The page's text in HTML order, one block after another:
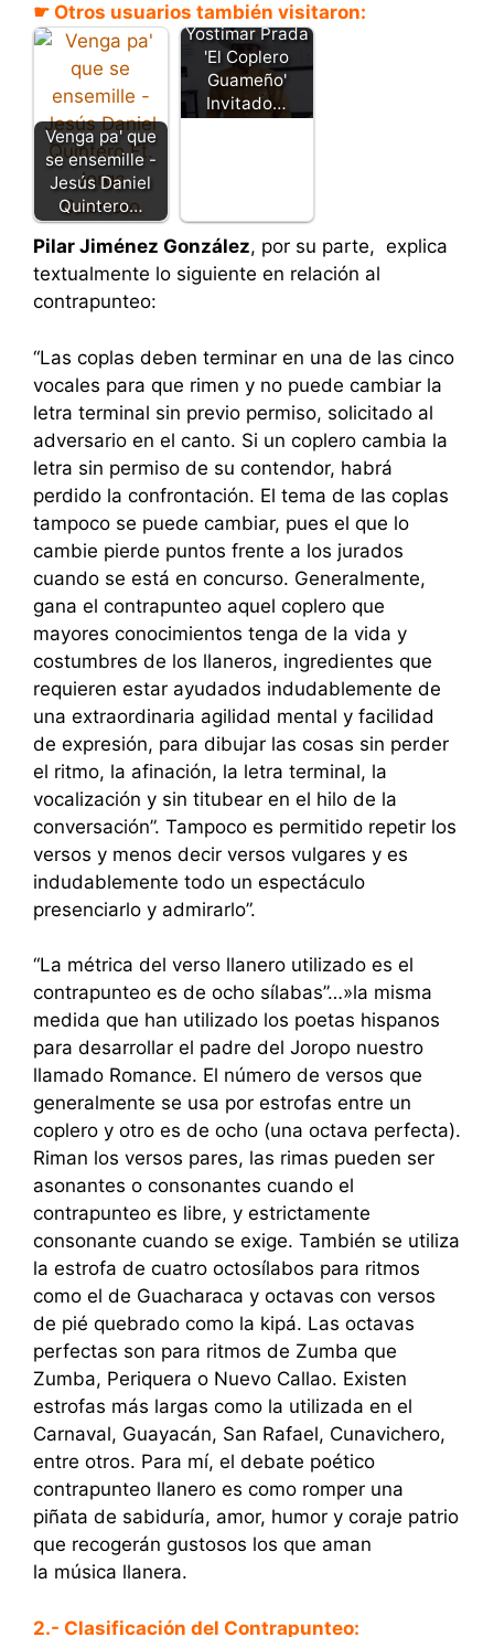
☛ Otros usuarios también visitaron:
Venga pa' que
se ensemille -
Jesús Daniel
Quintero…
Yostimar Prada
'El Coplero
Guameño'
Invitado…
Pilar Jiménez González, por su parte, explica
textualmente lo siguiente en relación al
contrapunteo:
“Las coplas deben terminar en una de las cinco
vocales para que rimen y no puede cambiar la
letra terminal sin previo permiso, solicitado al
adversario en el canto. Si un coplero cambia la
letra sin permiso de su contendor, habrá
perdido la confrontación. El tema de las coplas
tampoco se puede cambiar, pues el que lo
cambie pierde puntos frente a los jurados
cuando se está en concurso. Generalmente,
gana el contrapunteo aquel coplero que
mayores conocimientos tenga de la vida y
costumbres de los llaneros, ingredientes que
requieren estar ayudados indudablemente de
una extraordinaria agilidad mental y facilidad
de expresión, para dibujar las cosas sin perder
el ritmo, la afinación, la letra terminal, la
vocalización y sin titubear en el hilo de la
conversación”. Tampoco es permitido repetir los
versos y menos decir versos vulgares y es
indudablemente todo un espectáculo
presenciarlo y admirarlo”.
“La métrica del verso llanero utilizado es el
contrapunteo es de ocho sílabas”…»la misma
medida que han utilizado los poetas hispanos
para desarrollar el padre del Joropo nuestro
llamado Romance. El número de versos que
generalmente se usa por estrofas entre un
coplero y otro es de ocho (una octava perfecta).
Riman los versos pares, las rimas pueden ser
asonantes o consonantes cuando el
contrapunteo es libre, y estrictamente
consonante cuando se exige. También se utiliza
la estrofa de cuatro octosílabos para ritmos
como el de Guacharaca y octavas con versos
de pié quebrado como la kipá. Las octavas
perfectas son para ritmos de Zumba que
Zumba, Periquera o Nuevo Callao. Existen
estrofas más largas como la utilizada en el
Carnaval, Guayacán, San Rafael, Cunavichero,
entre otros. Para mí, el debate poético
contrapunteo llanero es como romper una
piñata de sabiduría, amor, humor y coraje patrio
que recogerán gustosos los que aman
la música llanera.
2.- Clasificación del Contrapunteo: